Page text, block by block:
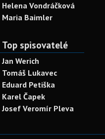
Helena Vondráčková
Maria Baimler
Top spisovatelé
Jan Werich
Tomáš Lukavec
Eduard Petiška
Karel Čapek
Josef Veromír Pleva